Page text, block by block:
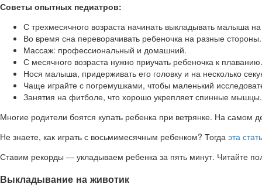
Советы опытных педиатров:
С трехмесячного возраста начинать выкладывать малыша
Во время сна переворачивать ребеночка на разные
Массаж: профессиональный и домашний.
С месячного возраста нужно приучать ребеночка к плаванию.
Нося малыша, придерживать его головку и на несколько
Чаще играйте с погремушками, чтобы маленький
Занятия на фитболе, что хорошо укрепляет спинные мышцы.
Многие родители боятся купать ребенка при ветрянке. На самом
Не знаете, как играть с восьмимесячным ребенком? Тогда эта
Ставим рекорды — укладываем ребенка за пять минут. Читайте
Выкладывание на животик